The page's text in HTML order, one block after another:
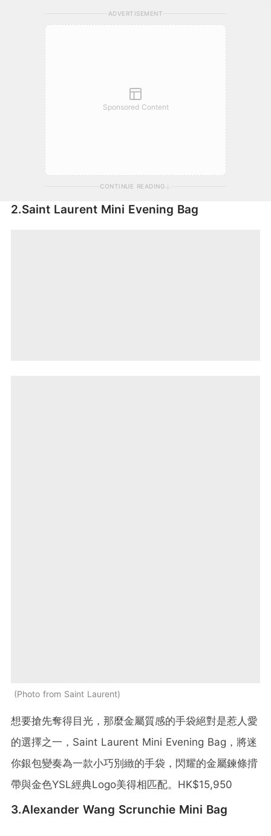
ADVERTISEMENT
Sponsored Content
CONTINUE READING
2.Saint Laurent Mini Evening Bag
Photo from Saint Laurent
想要搶先奪得目光，那麼金屬質感的手袋絕對是惹人愛
的選擇之一，Saint Laurent Mini Evening Bag，將迷
你銀包變奏為一款小巧別緻的手袋，閃耀的金屬鍊條揹
帶與金色YSL經典Logo美得相匹配。HK$15,950
3.Alexander Wang Scrunchie Mini Bag